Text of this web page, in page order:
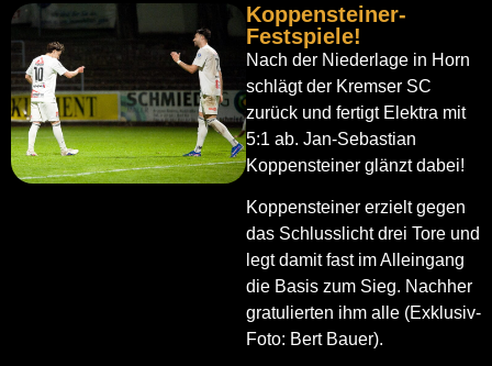
Koppensteiner-
Festspiele!
Nach der Niederlage in Horn
schlägt der Kremser SC
zurück und fertigt Elektra mit
5:1 ab. Jan-Sebastian
Koppensteiner glänzt dabei!
Koppensteiner erzielt gegen
das Schlusslicht drei Tore und
legt damit fast im Alleingang
die Basis zum Sieg. Nachher
gratulierten ihm alle (Exklusiv-
Foto: Bert Bauer).